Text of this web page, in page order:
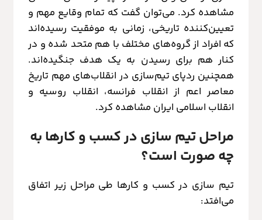
مشاهده کرد. می‌توان گفت که تمام وقایع مهم و
تعیین‌کننده تاریخی، زمانی به موفقیت رسیده‌اند
که افراد از گروه‌های مختلف با هم متحد شده و در
کنار هم برای رسیدن به یک هدف جنگیده‌اند.
همچنین ردپای تیم‌سازی در انقلاب‌های مهم تاریخ
معاصر اعم از انقلاب فرانسه، انقلاب روسیه و
انقلاب اسلامی ایران مشاهده کرد.
مراحل تیم سازی در کسب و کارها به
چه صورت است؟
تیم سازی در کسب و کارها طی مراحل زیر اتفاق
می‌افتد: